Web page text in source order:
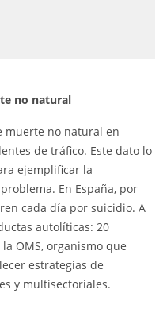
no natural
muerte no natural en
de tráfico. Este dato lo
ejemplificar la
En España, por
cada día por suicidio. A
autolíticas: 20
OMS, organismo que
estrategias de
y multisectoriales.